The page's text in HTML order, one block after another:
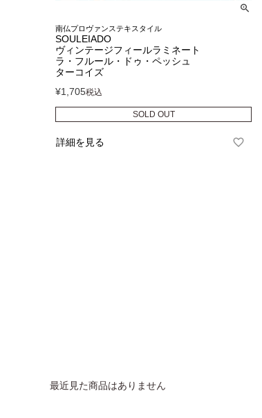
南仏プロヴァンステキスタイル
SOULEIADO
ヴィンテージフィールラミネート
ラ・フルール・ドゥ・ペッシュ
ターコイズ
¥1,705税込
SOLD OUT
詳細を見る
最近見た商品はありません